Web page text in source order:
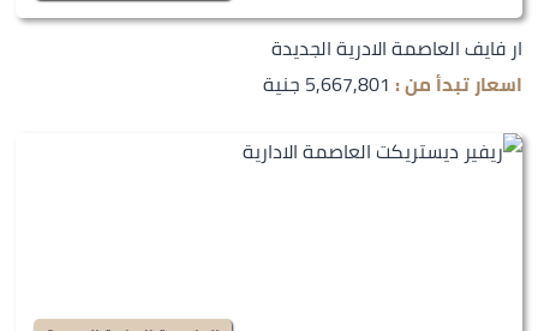
ار فايف العاصمة الادرية الجديدة
اسعار تبدأ من : 5,667,801 جنية